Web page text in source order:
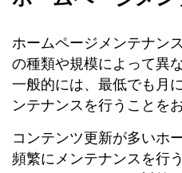
ホームページメンテナン
の種類や規模によって異
一般的には、最低でも月
ンテナンスを行うことを
コンテンツ更新が多いホ
頻繁にメンテナンスを行